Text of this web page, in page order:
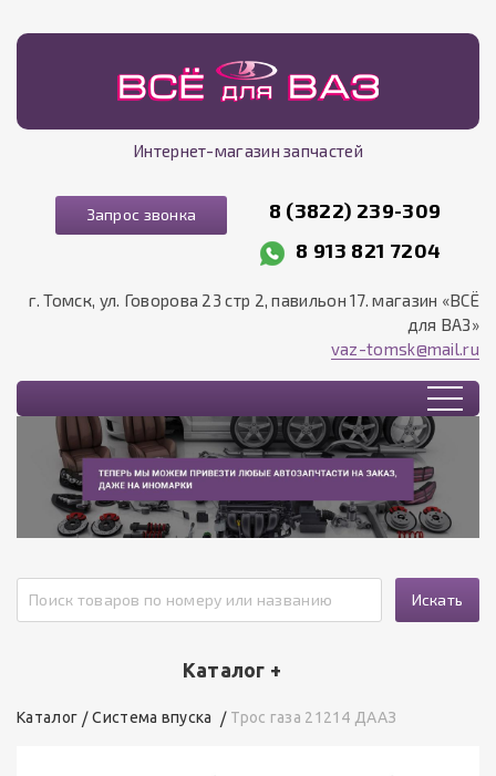
Интернет-магазин запчастей
Запрос звонка
8 (3822) 239-309
8 913 821 7204
г. Томск, ул. Говорова 23 стр 2, павильон 17. магазин «ВСЁ
для ВАЗ»
vaz-tomsk@mail.ru
Искать
Каталог +
Каталог Система впуска Трос газа 21214 ДААЗ